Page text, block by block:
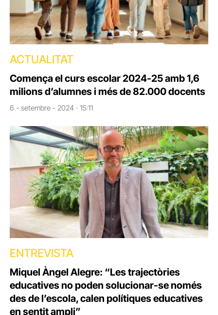
ACTUALITAT
Comença el curs escolar 2024-25 amb 1,6
milions d’alumnes i més de 82.000 docents
6 - setembre - 2024 · 15:11
ENTREVISTA
Miquel Àngel Alegre: “Les trajectòries
educatives no poden solucionar-se només
des de l’escola, calen polítiques educatives
en sentit ampli”